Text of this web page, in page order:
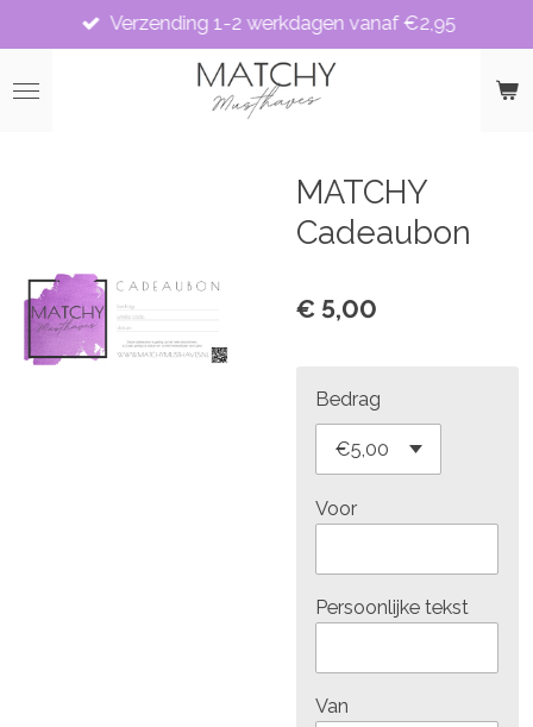
direct
naar
Verzending 1-2 werkdagen vanaf €2,95
MATCHY
Cadeaubon
€ 5,00
Bedrag
Voor
Persoonlijke tekst
Van